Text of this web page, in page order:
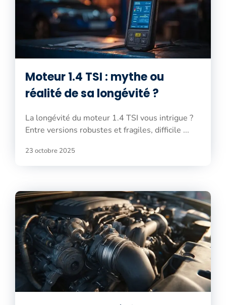
Moteur 1.4 TSI : mythe ou
réalité de sa longévité ?
La longévité du moteur 1.4 TSI vous intrigue ?
Entre versions robustes et fragiles, difficile ...
23 octobre 2025